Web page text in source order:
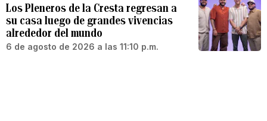
Los Pleneros de la Cresta regresan a
su casa luego de grandes vivencias
alrededor del mundo
6 de agosto de 2026 a las 11:10 p.m.